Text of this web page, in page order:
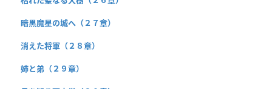
暗黒魔星の城へ（２７章）
消えた将軍（２８章）
姉と弟（２９章）